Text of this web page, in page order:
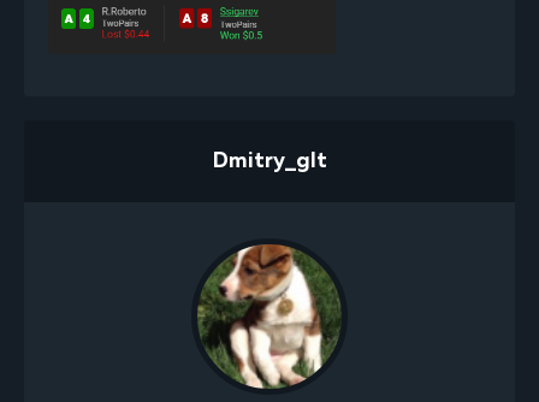
Dmitry_glt